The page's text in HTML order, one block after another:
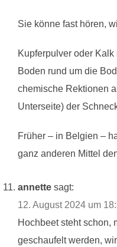
Sie könne fast hören,
Kupferpulver oder
Boden rund um die
chemische Rektionen
Unterseite) der
Früher – in Belgien –
ganz anderen Mittel
annette sagt:
12. August 2024 um
Hochbeet steht schon,
geschaufelt werden,